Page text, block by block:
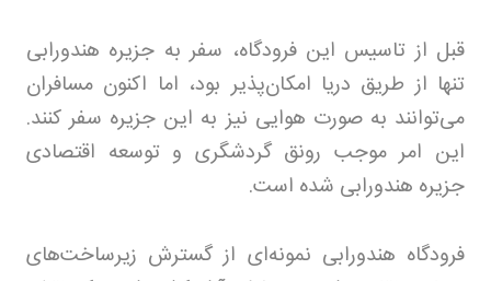
قبل از تاسیس این فرودگاه، سفر به جزیره هندورابی
تنها از طریق دریا امکان‌پذیر بود، اما اکنون مسافران
می‌توانند به صورت هوایی نیز به این جزیره سفر کنند.
این امر موجب رونق گردشگری و توسعه اقتصادی
جزیره هندورابی شده است.
فرودگاه هندورابی نمونه‌ای از گسترش زیرساخت‌های